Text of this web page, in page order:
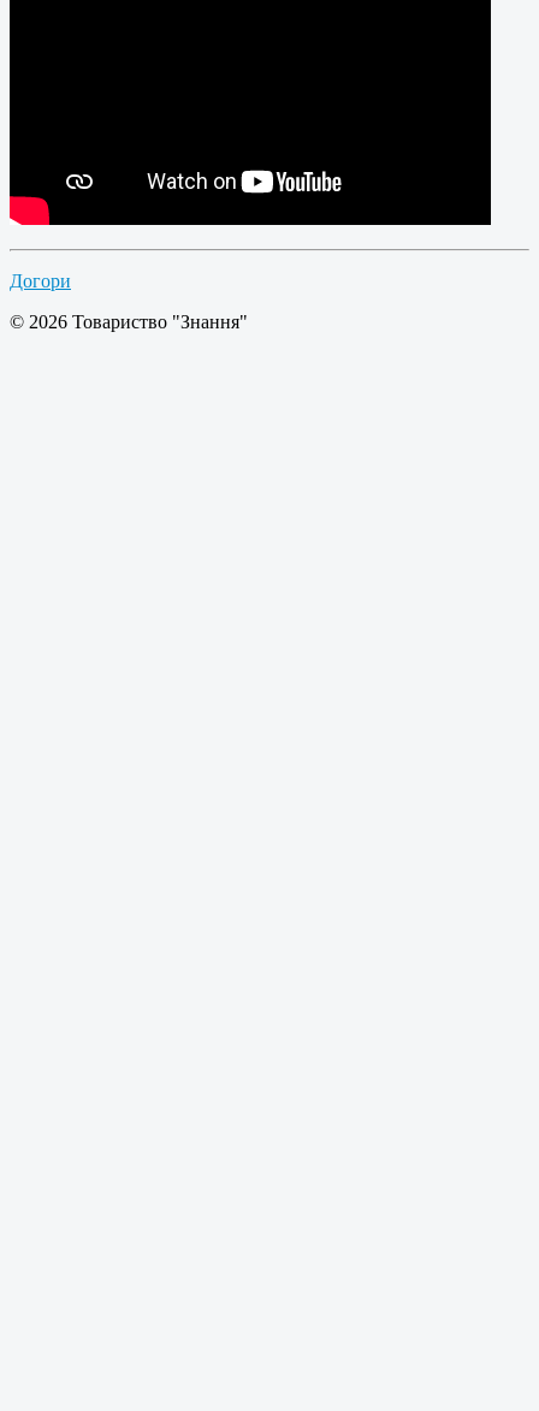
Догори
© 2026 Товариство "Знання"